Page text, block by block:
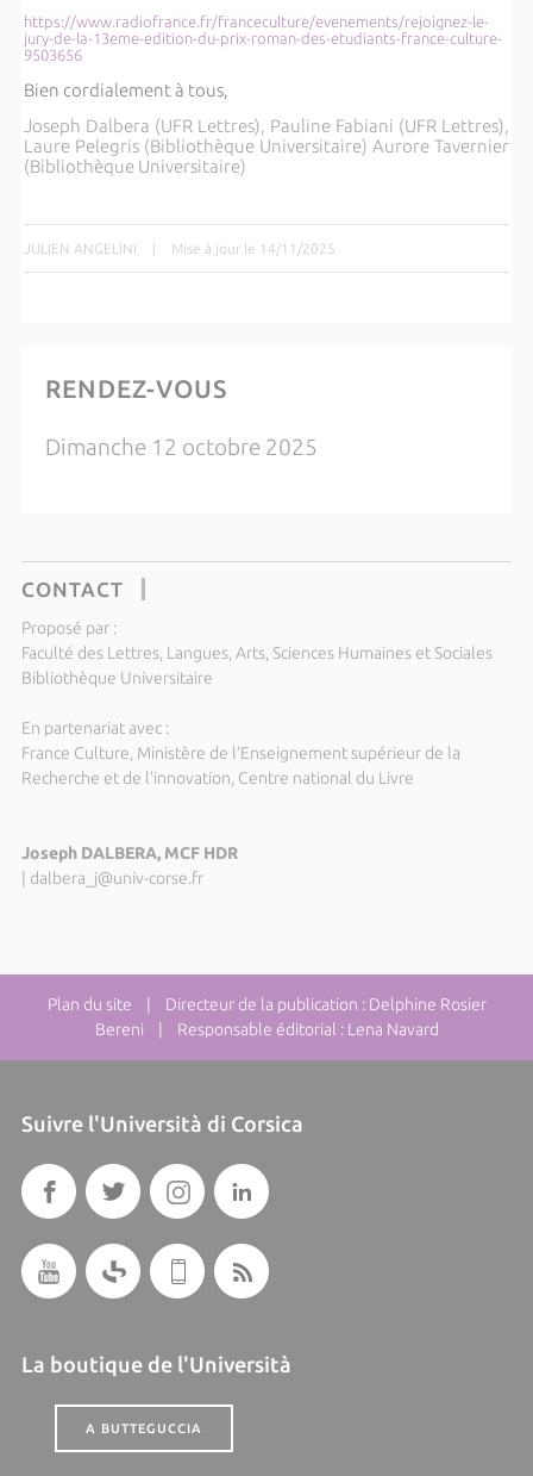
https://www.radiofrance.fr/franceculture/evenements/rejoignez-le-
jury-de-la-13eme-edition-du-prix-roman-des-etudiants-france-culture-
9503656
Bien cordialement à tous,
Joseph Dalbera (UFR Lettres), Pauline Fabiani (UFR Lettres),
Laure Pelegris (Bibliothèque Universitaire) Aurore Tavernier
(Bibliothèque Universitaire)
JULIEN ANGELINI | Mise à jour le 14/11/2025
RENDEZ-VOUS
Dimanche 12 octobre 2025
CONTACT
Proposé par :
Faculté des Lettres, Langues, Arts, Sciences Humaines et Sociales
Bibliothèque Universitaire
En partenariat avec :
France Culture, Ministère de l’Enseignement supérieur de la
Recherche et de l’innovation, Centre national du Livre
Joseph DALBERA, MCF HDR
| dalbera_j@univ-corse.fr
Plan du site | Directeur de la publication : Delphine Rosier
Bereni | Responsable éditorial : Lena Navard
Suivre l'Università di Corsica
La boutique de l'Università
A BUTTEGUCCIA